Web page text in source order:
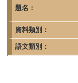
究
所-
首
頁
題名：
資料類別：
語文類別：